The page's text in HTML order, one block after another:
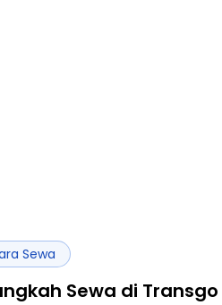
Sewa
Sewa di Transgo